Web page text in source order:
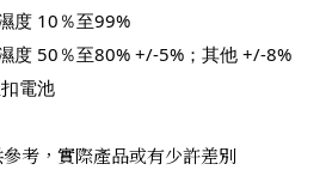
度 10％至99%
度 50％至80% +/-5%；其他 +/-8%
電池
考，實際產品或有少許差別